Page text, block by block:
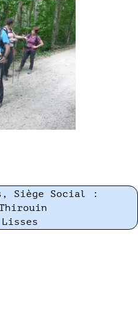
Siège Social :
Lisses